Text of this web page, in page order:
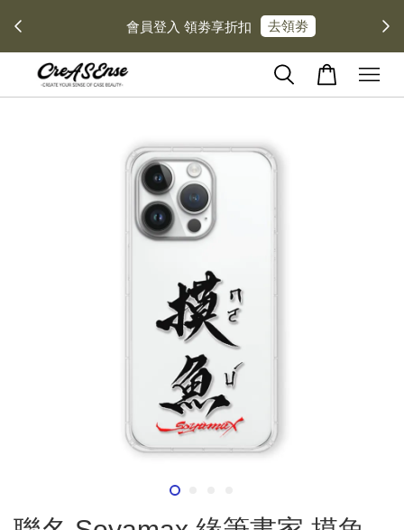
會員登入 領劵享折扣 去領劵